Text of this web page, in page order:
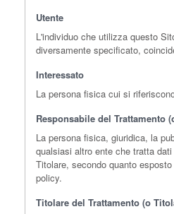
Utente
L'individuo che utilizza questo
diversamente specificato,
Interessato
La persona fisica cui si
Responsabile del Trattamento
La persona fisica, giuridica, la
qualsiasi altro ente che tratta
Titolare, secondo quanto
policy.
Titolare del Trattamento (o